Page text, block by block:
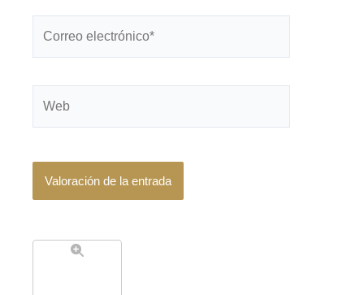
electrónico*